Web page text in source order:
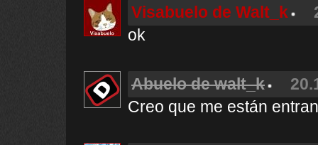
Visabuelo de Walt_k
ok
Abuelo de walt_k
Creo que me están